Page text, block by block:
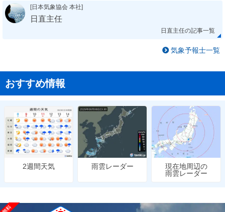
[日本気象協会 本社]
日直主任
日直主任の記事一覧
気象予報士一覧
おすすめ情報
2週間天気 雨雲レーダー
現在地周辺の
雨雲レーダー